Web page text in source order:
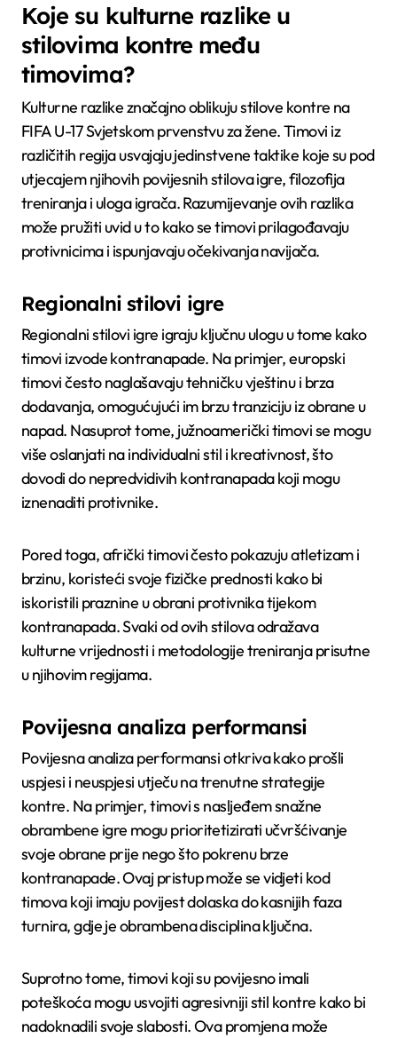
Koje su kulturne razlike u
stilovima kontre među
timovima?
Kulturne razlike značajno oblikuju stilove kontre na
FIFA U-17 Svjetskom prvenstvu za žene. Timovi iz
različitih regija usvajaju jedinstvene taktike koje su pod
utjecajem njihovih povijesnih stilova igre, filozofija
treniranja i uloga igrača. Razumijevanje ovih razlika
može pružiti uvid u to kako se timovi prilagođavaju
protivnicima i ispunjavaju očekivanja navijača.
Regionalni stilovi igre
Regionalni stilovi igre igraju ključnu ulogu u tome kako
timovi izvode kontranapade. Na primjer, europski
timovi često naglašavaju tehničku vještinu i brza
dodavanja, omogućujući im brzu tranziciju iz obrane u
napad. Nasuprot tome, južnoamerički timovi se mogu
više oslanjati na individualni stil i kreativnost, što
dovodi do nepredvidivih kontranapada koji mogu
iznenaditi protivnike.
Pored toga, afrički timovi često pokazuju atletizam i
brzinu, koristeći svoje fizičke prednosti kako bi
iskoristili praznine u obrani protivnika tijekom
kontranapada. Svaki od ovih stilova odražava
kulturne vrijednosti i metodologije treniranja prisutne
u njihovim regijama.
Povijesna analiza performansi
Povijesna analiza performansi otkriva kako prošli
uspjesi i neuspjesi utječu na trenutne strategije
kontre. Na primjer, timovi s nasljeđem snažne
obrambene igre mogu prioritetizirati učvršćivanje
svoje obrane prije nego što pokrenu brze
kontranapade. Ovaj pristup može se vidjeti kod
timova koji imaju povijest dolaska do kasnijih faza
turnira, gdje je obrambena disciplina ključna.
Suprotno tome, timovi koji su povijesno imali
poteškoća mogu usvojiti agresivniji stil kontre kako bi
nadoknadili svoje slabosti. Ova promjena može